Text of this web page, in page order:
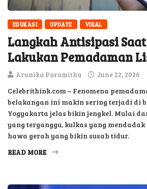
EDUKASI UPDATE VIRAL
Langkah Antisipasi
Lakukan Pemadaman
Arunika Paramitha June 22, 2026
Celebrithink.com – Fenomena
belakangan ini makin sering terjadi di
Yogyakarta jelas bikin jengkel. Mulai
yang terganggu, kulkas yang
hawa gerah yang bikin susah tidur.
READ MORE